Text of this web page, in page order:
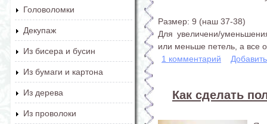
Головоломки
Декупаж
Из бисера и бусин
Из бумаги и картона
Из дерева
Из проволоки
Размер: 9 (наш 37-38)
Для увеличени/
или меньше петель, а все
1 комментарий
Как сделать